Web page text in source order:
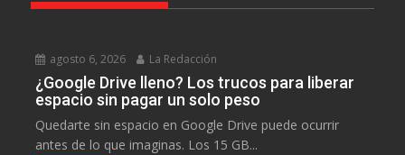
agosto 6, 2026 La Redacción
¿Google Drive lleno? Los trucos para liberar
espacio sin pagar un solo peso
Quedarte sin espacio en Google Drive puede ocurrir
antes de lo que imaginas. Los 15 GB...